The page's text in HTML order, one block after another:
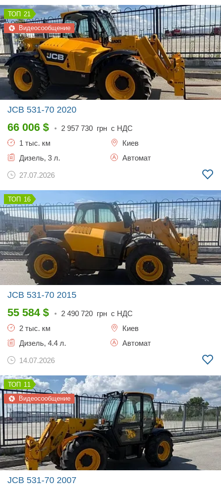
21
Видеосообщение
JCB 531-70 2020
66 006 $ • 2 957 730 грн с НДС
1 тыс. км
Киев
Дизель, 3 л.
Автомат
27.07.2026
16
JCB 531-70 2015
55 584 $ • 2 490 720 грн с НДС
2 тыс. км
Киев
Дизель, 4.4 л.
Автомат
14.07.2026
11
Видеосообщение
JCB 531-70 2007